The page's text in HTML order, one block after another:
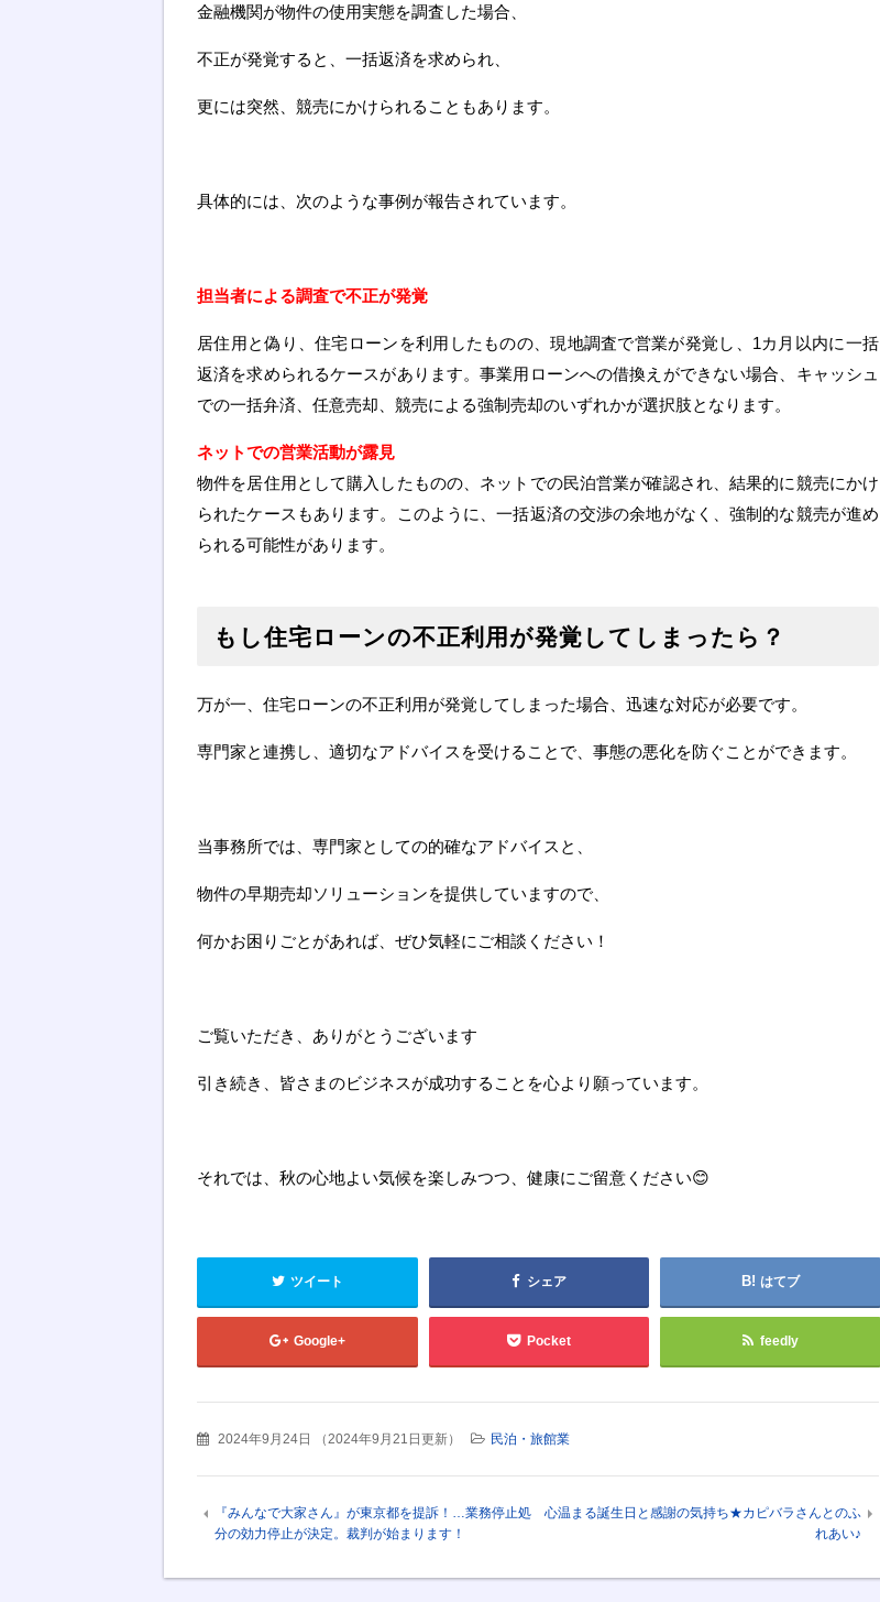
金融機関が物件の使用実態を調査した場合、
不正が発覚すると、一括返済を求められ、
更には突然、競売にかけられることもあります。
具体的には、次のような事例が報告されています。
担当者による調査で不正が発覚
居住用と偽り、住宅ローンを利用したものの、現地調査で営業が発覚し、1カ月以内に一括
返済を求められるケースがあります。事業用ローンへの借換えができない場合、キャッシュ
での一括弁済、任意売却、競売による強制売却のいずれかが選択肢となります。
ネットでの営業活動が露見
物件を居住用として購入したものの、ネットでの民泊営業が確認され、結果的に競売にかけ
られたケースもあります。このように、一括返済の交渉の余地がなく、強制的な競売が進め
られる可能性があります。
もし住宅ローンの不正利用が発覚してしまったら？
万が一、住宅ローンの不正利用が発覚してしまった場合、迅速な対応が必要です。
専門家と連携し、適切なアドバイスを受けることで、事態の悪化を防ぐことができます。
当事務所では、専門家としての的確なアドバイスと、
物件の早期売却ソリューションを提供していますので、
何かお困りごとがあれば、ぜひ気軽にご相談ください！
ご覧いただき、ありがとうございます
引き続き、皆さまのビジネスが成功することを心より願っています。
それでは、秋の心地よい気候を楽しみつつ、健康にご留意ください😊
ツイート シェア はてブ
Google+ Pocket feedly
2024年9月24日 （2024年9月21日更新） 民泊・旅館業
『みんなで大家さん』が東京都を提訴！…業務停止処
分の効力停止が決定。裁判が始まります！
心温まる誕生日と感謝の気持ち★カピバラさんとのふ
れあい♪